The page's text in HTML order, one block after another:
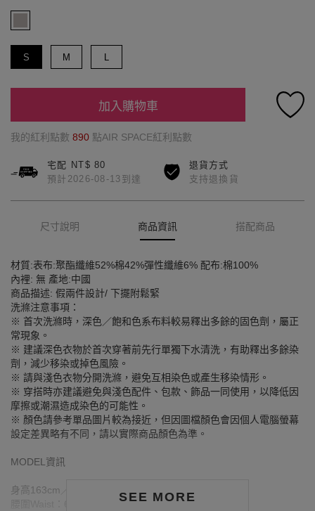
S M L
加入購物車
我的紅利點數 890 點AIR SPACE紅利點數
宅配 NT$ 80
預計2026-08-13到達
退貨方式
支持退換貨
尺寸說明 商品資訊 搭配商品
SEE MORE
材質:表布:聚酯纖維52%棉42%彈性纖維6% 配布:棉100%
內裡: 無 產地:中國
商品描述: 假兩件設計/ 下擺附鬆緊
洗滌注意事項：
※ 首次洗滌時，深色／飽和色系布料較易釋出多餘的固色劑，屬正
常現象。
※ 建議深色衣物於首次穿著前先行單獨下水清洗，有助釋出多餘染
劑，減少移染或掉色風險。
※ 請與淺色衣物分開洗滌，避免互相染色或產生移染情形。
※ 穿搭時亦建議避免與淺色配件、包款、飾品一同使用，以降低因
摩擦或潮濕造成染色的可能性。
※ 顏色請參考單品圖片較為接近，但因圖檔顏色會因個人電腦螢幕
設定差異略有不同，請以實際商品顏色為準。
MODEL資訊
身高163cm／胸圍Bust：79cm
腰圍Waist：63cm／臀圍hips：85cm